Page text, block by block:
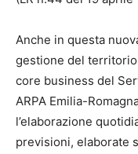
Anche in questa
gestione del
core business del
ARPA Emilia-
l’elaborazione
previsioni, elaborate